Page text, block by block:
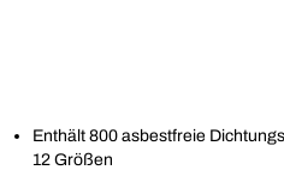
Enthält 800 asbestfreie
12 Größen